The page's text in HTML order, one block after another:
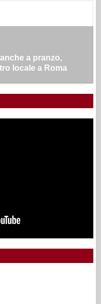
a pranzo,
locale a Roma